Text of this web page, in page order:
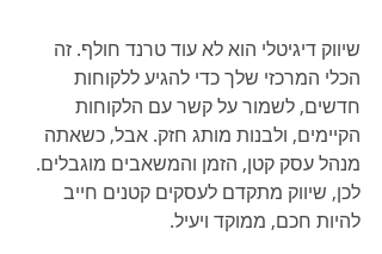
שיווק דיגיטלי הוא לא עוד טרנד חולף. זה
הכלי המרכזי שלך כדי להגיע ללקוחות
חדשים, לשמור על קשר עם הלקוחות
הקיימים, ולבנות מותג חזק. אבל, כשאתה
מנהל עסק קטן, הזמן והמשאבים מוגבלים.
לכן, שיווק מתקדם לעסקים קטנים חייב
להיות חכם, ממוקד ויעיל.